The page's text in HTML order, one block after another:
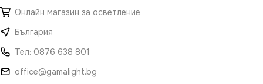
Онлайн магазин за осветление
България
Тел: 0876 638 801
office@gamalight.bg